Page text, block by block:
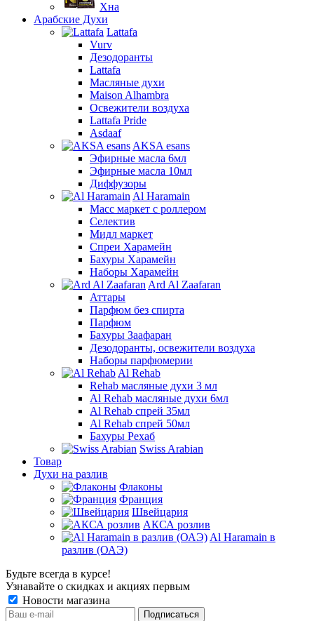
Хна
Арабские Духи
Lattafa
Vurv
Дезодоранты
Lattafa
Масляные духи
Maison Alhambra
Освежители воздуха
Lattafa Pride
Asdaaf
AKSA esans
Эфирные масла 6мл
Эфирные масла 10мл
Диффузоры
Al Haramain
Масс маркет с роллером
Селектив
Мидл маркет
Спреи Харамейн
Бахуры Харамейн
Наборы Харамейн
Ard Al Zaafaran
Аттары
Парфюм без спирта
Парфюм
Бахуры Заафаран
Дезодоранты, освежители воздуха
Наборы парфюмерии
Al Rehab
Rehab масляные духи 3 мл
Al Rehab масляные духи 6мл
Al Rehab спрей 35мл
Al Rehab спрей 50мл
Бахуры Рехаб
Swiss Arabian
Товар
Духи на разлив
Флаконы
Франция
Швейцария
АКСА розлив
Al Haramain в
разлив (ОАЭ)
Будьте всегда в курсе!
Узнавайте о скидках и акциях первым
Новости магазина